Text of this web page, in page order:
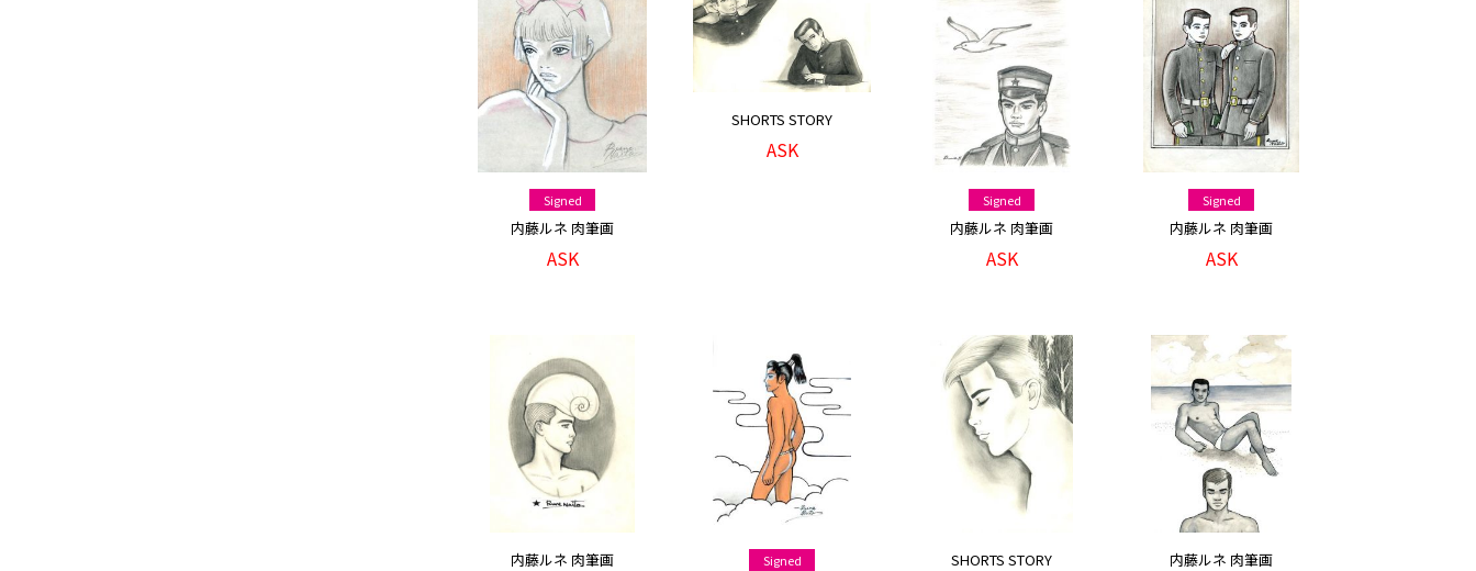
Signed
内藤ルネ 肉筆画
ASK
SHORTS STORY
ASK
Signed
内藤ルネ 肉筆画
ASK
Signed
内藤ルネ 肉筆画
ASK
内藤ルネ 肉筆画 Signed SHORTS STORY 内藤ルネ 肉筆画